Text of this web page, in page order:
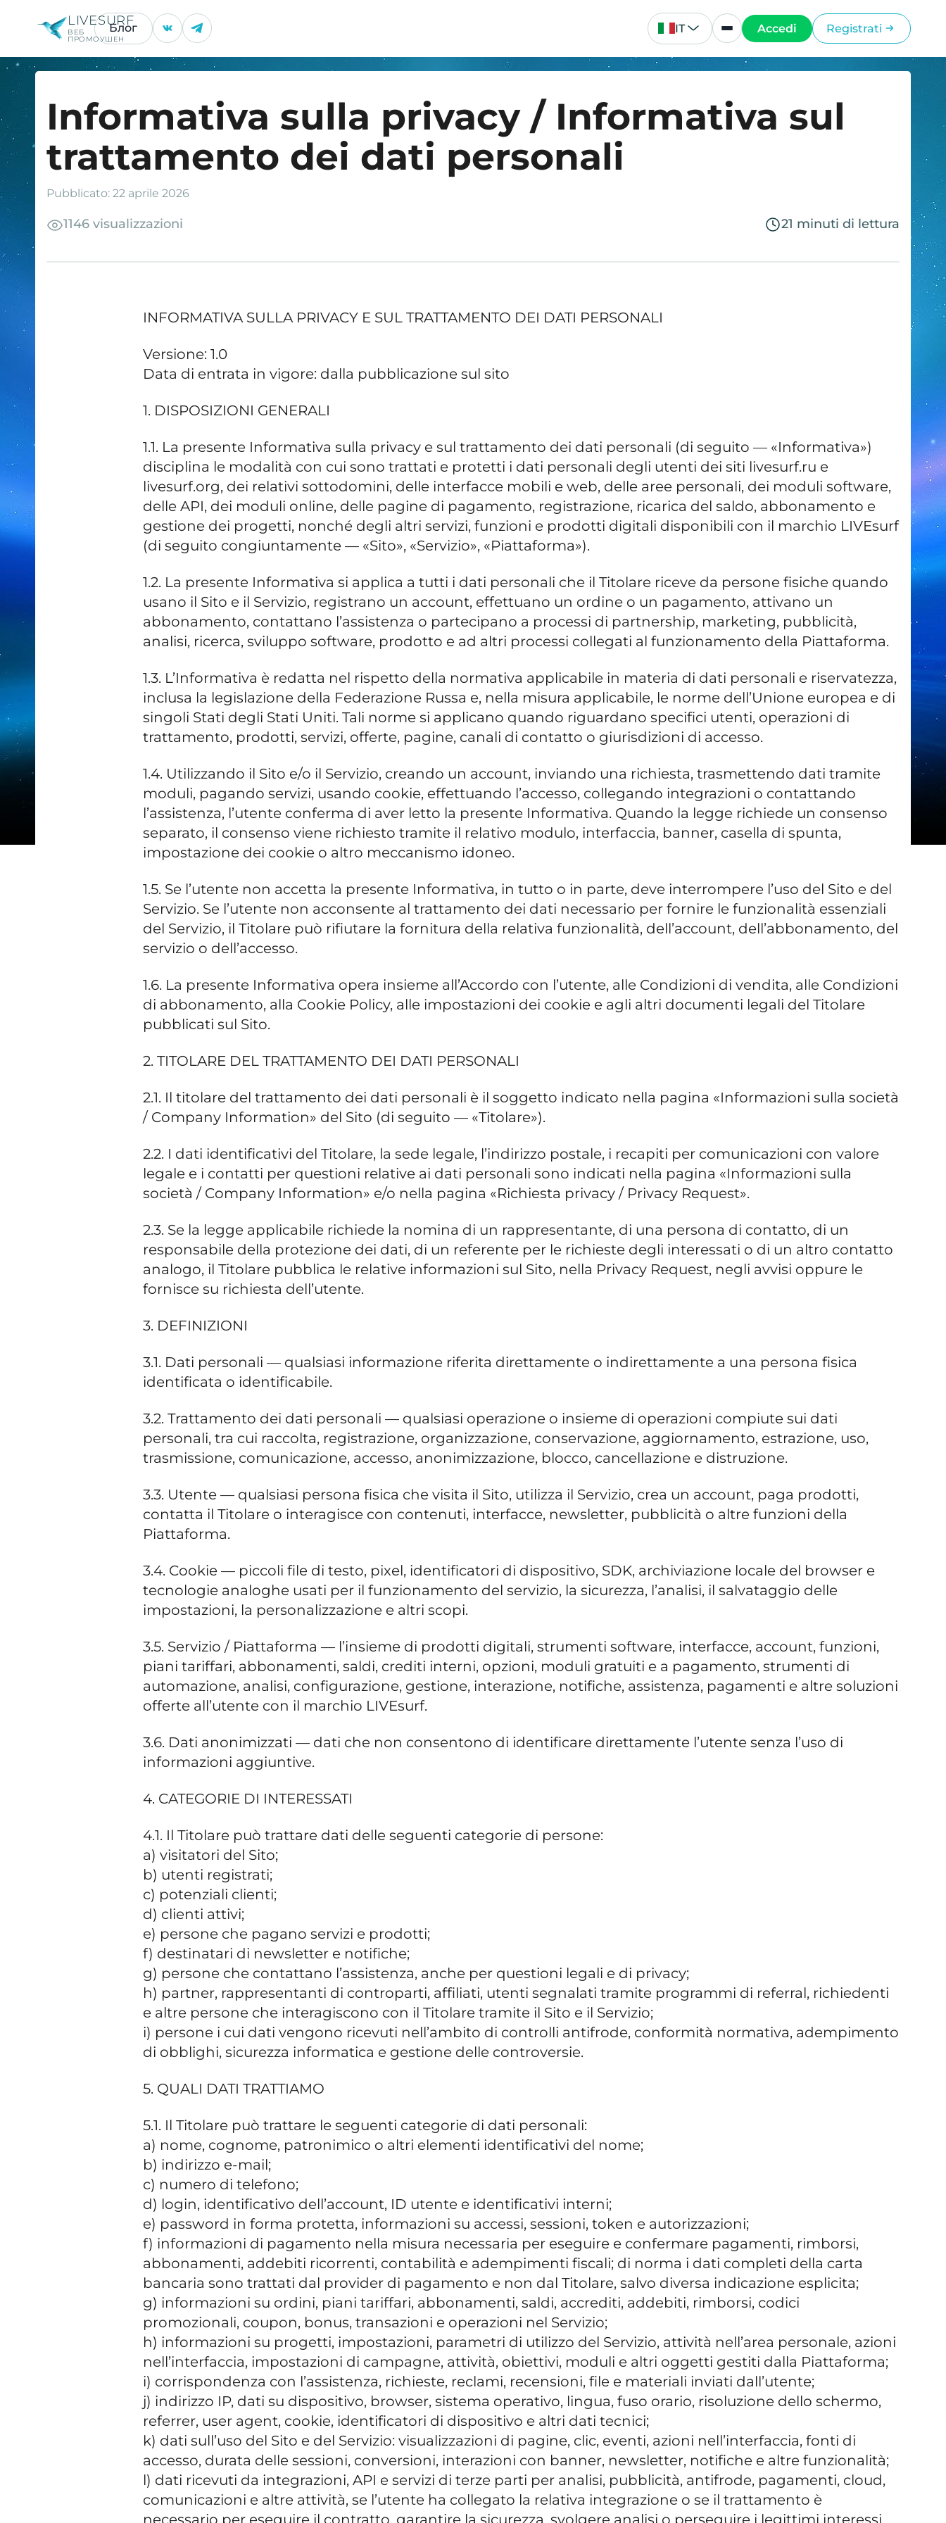
LIVESURF
ВЕБ
ПРОМОУШЕН
Блог IT Accedi Registrati
Informativa sulla privacy / Informativa sul
trattamento dei dati personali
Pubblicato: 22 aprile 2026
1146 visualizzazioni 21 minuti di lettura
INFORMATIVA SULLA PRIVACY E SUL TRATTAMENTO DEI DATI PERSONALI
Versione: 1.0
Data di entrata in vigore: dalla pubblicazione sul sito
1. DISPOSIZIONI GENERALI
1.1. La presente Informativa sulla privacy e sul trattamento dei dati personali (di seguito — «Informativa»)
disciplina le modalità con cui sono trattati e protetti i dati personali degli utenti dei siti livesurf.ru e
livesurf.org, dei relativi sottodomini, delle interfacce mobili e web, delle aree personali, dei moduli software,
delle API, dei moduli online, delle pagine di pagamento, registrazione, ricarica del saldo, abbonamento e
gestione dei progetti, nonché degli altri servizi, funzioni e prodotti digitali disponibili con il marchio LIVEsurf
(di seguito congiuntamente — «Sito», «Servizio», «Piattaforma»).
1.2. La presente Informativa si applica a tutti i dati personali che il Titolare riceve da persone fisiche quando
usano il Sito e il Servizio, registrano un account, effettuano un ordine o un pagamento, attivano un
abbonamento, contattano l’assistenza o partecipano a processi di partnership, marketing, pubblicità,
analisi, ricerca, sviluppo software, prodotto e ad altri processi collegati al funzionamento della Piattaforma.
1.3. L’Informativa è redatta nel rispetto della normativa applicabile in materia di dati personali e riservatezza,
inclusa la legislazione della Federazione Russa e, nella misura applicabile, le norme dell’Unione europea e di
singoli Stati degli Stati Uniti. Tali norme si applicano quando riguardano specifici utenti, operazioni di
trattamento, prodotti, servizi, offerte, pagine, canali di contatto o giurisdizioni di accesso.
1.4. Utilizzando il Sito e/o il Servizio, creando un account, inviando una richiesta, trasmettendo dati tramite
moduli, pagando servizi, usando cookie, effettuando l’accesso, collegando integrazioni o contattando
l’assistenza, l’utente conferma di aver letto la presente Informativa. Quando la legge richiede un consenso
separato, il consenso viene richiesto tramite il relativo modulo, interfaccia, banner, casella di spunta,
impostazione dei cookie o altro meccanismo idoneo.
1.5. Se l’utente non accetta la presente Informativa, in tutto o in parte, deve interrompere l’uso del Sito e del
Servizio. Se l’utente non acconsente al trattamento dei dati necessario per fornire le funzionalità essenziali
del Servizio, il Titolare può rifiutare la fornitura della relativa funzionalità, dell’account, dell’abbonamento, del
servizio o dell’accesso.
1.6. La presente Informativa opera insieme all’Accordo con l’utente, alle Condizioni di vendita, alle Condizioni
di abbonamento, alla Cookie Policy, alle impostazioni dei cookie e agli altri documenti legali del Titolare
pubblicati sul Sito.
2. TITOLARE DEL TRATTAMENTO DEI DATI PERSONALI
2.1. Il titolare del trattamento dei dati personali è il soggetto indicato nella pagina «Informazioni sulla società
/ Company Information» del Sito (di seguito — «Titolare»).
2.2. I dati identificativi del Titolare, la sede legale, l’indirizzo postale, i recapiti per comunicazioni con valore
legale e i contatti per questioni relative ai dati personali sono indicati nella pagina «Informazioni sulla
società / Company Information» e/o nella pagina «Richiesta privacy / Privacy Request».
2.3. Se la legge applicabile richiede la nomina di un rappresentante, di una persona di contatto, di un
responsabile della protezione dei dati, di un referente per le richieste degli interessati o di un altro contatto
analogo, il Titolare pubblica le relative informazioni sul Sito, nella Privacy Request, negli avvisi oppure le
fornisce su richiesta dell’utente.
3. DEFINIZIONI
3.1. Dati personali — qualsiasi informazione riferita direttamente o indirettamente a una persona fisica
identificata o identificabile.
3.2. Trattamento dei dati personali — qualsiasi operazione o insieme di operazioni compiute sui dati
personali, tra cui raccolta, registrazione, organizzazione, conservazione, aggiornamento, estrazione, uso,
trasmissione, comunicazione, accesso, anonimizzazione, blocco, cancellazione e distruzione.
3.3. Utente — qualsiasi persona fisica che visita il Sito, utilizza il Servizio, crea un account, paga prodotti,
contatta il Titolare o interagisce con contenuti, interfacce, newsletter, pubblicità o altre funzioni della
Piattaforma.
3.4. Cookie — piccoli file di testo, pixel, identificatori di dispositivo, SDK, archiviazione locale del browser e
tecnologie analoghe usati per il funzionamento del servizio, la sicurezza, l’analisi, il salvataggio delle
impostazioni, la personalizzazione e altri scopi.
3.5. Servizio / Piattaforma — l’insieme di prodotti digitali, strumenti software, interfacce, account, funzioni,
piani tariffari, abbonamenti, saldi, crediti interni, opzioni, moduli gratuiti e a pagamento, strumenti di
automazione, analisi, configurazione, gestione, interazione, notifiche, assistenza, pagamenti e altre soluzioni
offerte all’utente con il marchio LIVEsurf.
3.6. Dati anonimizzati — dati che non consentono di identificare direttamente l’utente senza l’uso di
informazioni aggiuntive.
4. CATEGORIE DI INTERESSATI
4.1. Il Titolare può trattare dati delle seguenti categorie di persone:
a) visitatori del Sito;
b) utenti registrati;
c) potenziali clienti;
d) clienti attivi;
e) persone che pagano servizi e prodotti;
f) destinatari di newsletter e notifiche;
g) persone che contattano l’assistenza, anche per questioni legali e di privacy;
h) partner, rappresentanti di controparti, affiliati, utenti segnalati tramite programmi di referral, richiedenti
e altre persone che interagiscono con il Titolare tramite il Sito e il Servizio;
i) persone i cui dati vengono ricevuti nell’ambito di controlli antifrode, conformità normativa, adempimento
di obblighi, sicurezza informatica e gestione delle controversie.
5. QUALI DATI TRATTIAMO
5.1. Il Titolare può trattare le seguenti categorie di dati personali:
a) nome, cognome, patronimico o altri elementi identificativi del nome;
b) indirizzo e-mail;
c) numero di telefono;
d) login, identificativo dell’account, ID utente e identificativi interni;
e) password in forma protetta, informazioni su accessi, sessioni, token e autorizzazioni;
f) informazioni di pagamento nella misura necessaria per eseguire e confermare pagamenti, rimborsi,
abbonamenti, addebiti ricorrenti, contabilità e adempimenti fiscali; di norma i dati completi della carta
bancaria sono trattati dal provider di pagamento e non dal Titolare, salvo diversa indicazione esplicita;
g) informazioni su ordini, piani tariffari, abbonamenti, saldi, accrediti, addebiti, rimborsi, codici
promozionali, coupon, bonus, transazioni e operazioni nel Servizio;
h) informazioni su progetti, impostazioni, parametri di utilizzo del Servizio, attività nell’area personale, azioni
nell’interfaccia, impostazioni di campagne, attività, obiettivi, moduli e altri oggetti gestiti dalla Piattaforma;
i) corrispondenza con l’assistenza, richieste, reclami, recensioni, file e materiali inviati dall’utente;
j) indirizzo IP, dati su dispositivo, browser, sistema operativo, lingua, fuso orario, risoluzione dello schermo,
referrer, user agent, cookie, identificatori di dispositivo e altri dati tecnici;
k) dati sull’uso del Sito e del Servizio: visualizzazioni di pagine, clic, eventi, azioni nell’interfaccia, fonti di
accesso, durata delle sessioni, conversioni, interazioni con banner, newsletter, notifiche e altre funzionalità;
l) dati ricevuti da integrazioni, API e servizi di terze parti per analisi, pubblicità, antifrode, pagamenti, cloud,
comunicazioni e altre attività, se l’utente ha collegato la relativa integrazione o se il trattamento è
necessario per eseguire il contratto, garantire la sicurezza, svolgere analisi o perseguire i legittimi interessi